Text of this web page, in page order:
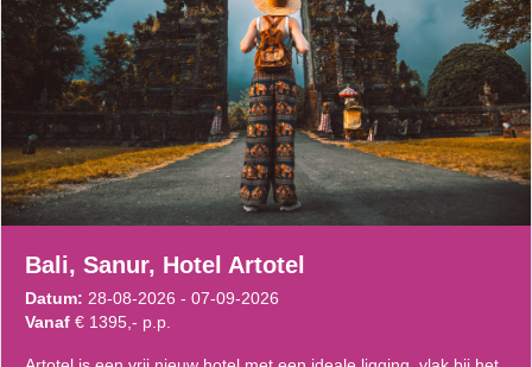
Bali, Sanur, Hotel Artotel
Datum: 28-08-2026 - 07-09-2026
Vanaf € 1395,- p.p.